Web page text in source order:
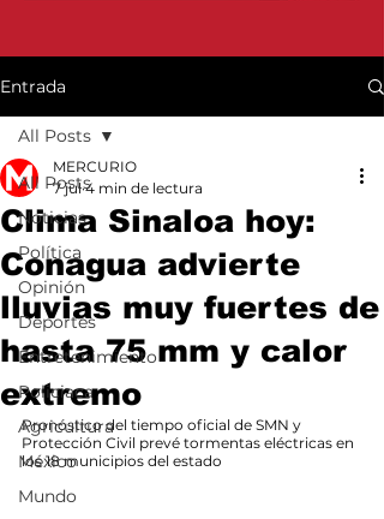
Entrada
All Posts
Noticias
Política
Opinión
Deportes
Entretenimiento
Policiaca
Agricultura
México
Mundo
All Posts
Clima Sinaloa hoy:
Conagua advierte
lluvias muy fuertes de
hasta 75 mm y calor
extremo
MERCURIO
7 jul 4 min de lectura
Pronóstico del tiempo oficial de SMN y
Protección Civil prevé tormentas eléctricas en
los 18 municipios del estado